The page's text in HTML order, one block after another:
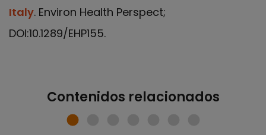
Italy. Environ Health Perspect;
DOI:10.1289/EHP155.
Contenidos relacionados